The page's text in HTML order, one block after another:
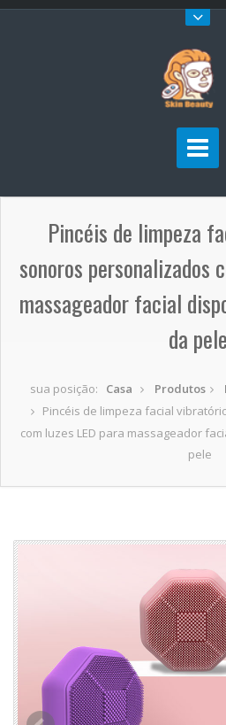
Pincéis de limpeza
sonoros personalizados
massageador facial
da pele
sua posição: Casa Produtos
Pincéis de limpeza facial
com luzes LED para massageador
pele